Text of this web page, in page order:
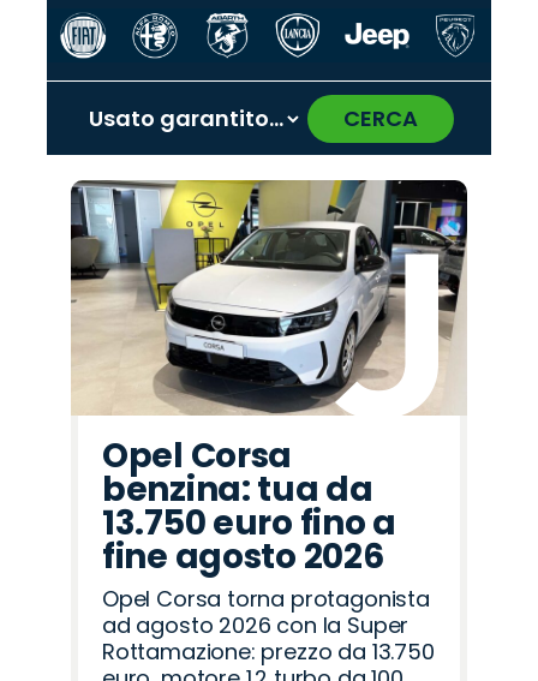
CERCA
Promo
Peugeot
Promo
Omoda
Promo
Jaecoo
Promo
Abarth
Promo
Hyundai
Promo
Mazda
Promo
Fiat
Promo
Jeep
Promo
Land
Rover
Promo
Cupra
Promo
Opel
Promo
Lancia
Promo
Seat
Promo
Citroën
Promo
Alfa
Romeo
‹ ›
Opel Corsa
benzina: tua da
13.750 euro fino a
fine agosto 2026
Opel Corsa torna protagonista
ad agosto 2026 con la Super
Rottamazione: prezzo da 13.750